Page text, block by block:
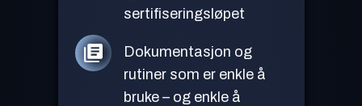
sertifiseringsløpet
Dokumentasjon og
rutiner som er enkle å
bruke – og enkle å